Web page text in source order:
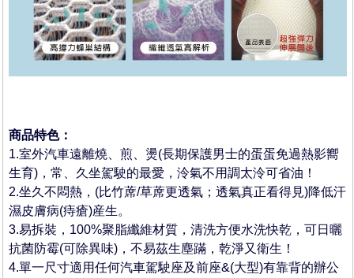
商品特色：
1.室外汽車遠離燒、煎、燙(長期保護男士的蛋蛋免過熱影嚮
生育)，常、久坐駕駛的最愛，泠氣不用調太泠可省油！
2.坐久不悶熱，(比竹蓆/草蓆更透氣；透氣真正看得見)降低汗
濕皮膚病(痔瘡)産生。
3.易拆裝，100%聚脂纖維材質，清洗方便水洗快乾，可日曬
抗菌防霉(可除異味)，不易茲生塵蹣，乾淨又衛生！
4.單一尺寸適用任何汽車駕駛座及前座&(大型)有靠背的辦公